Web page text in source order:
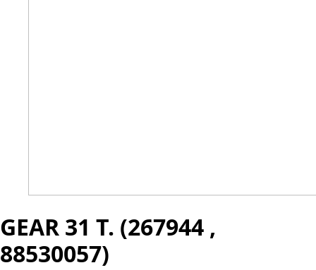
GEAR 31 T. (267944 ,
88530057)